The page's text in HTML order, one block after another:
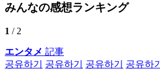
みんなの感想ランキング
1 / 2
エンタメ 記事
공유하기
공유하기 공유하기 공유하기